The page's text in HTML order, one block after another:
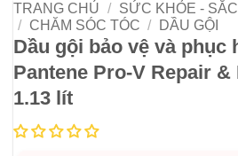
TRANG CHỦ / SỨC KHỎE -
/
CHĂM SÓC TÓC / DẦU GỘI
Dầu gội bảo vệ và phục
Pantene Pro-V Repair &
1.13 lít